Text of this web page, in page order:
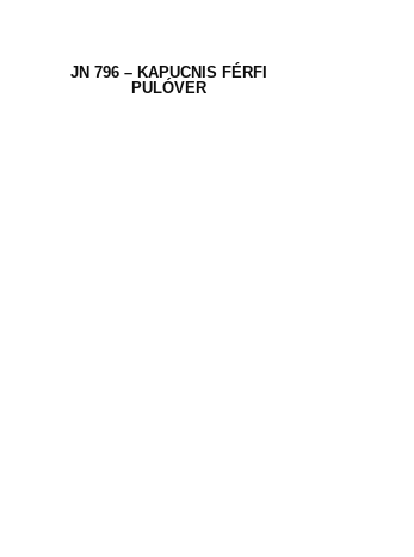
JN 796 – KAPUCNIS FÉRFI
PULÓVER